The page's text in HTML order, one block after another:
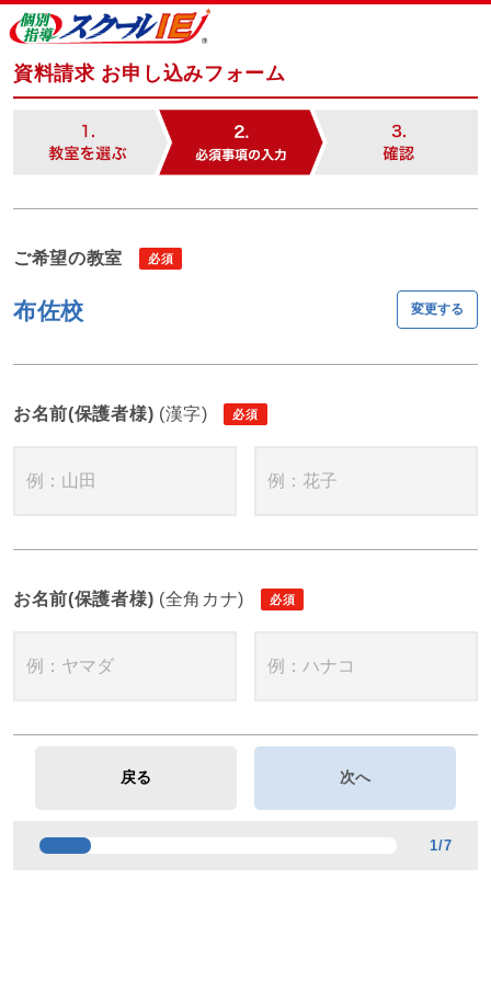
資料請求 お申し込みフォーム
ご希望の教室
布佐校 変更する
お名前(保護者様) (漢字)
お名前(保護者様) (全角カナ)
1/7